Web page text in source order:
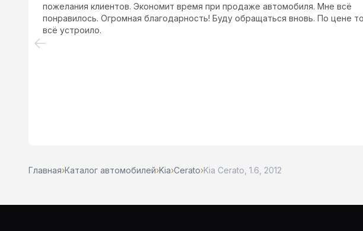
уровне, уехала на машине
Главная›Каталог автомобилей›Kia›Cerato›Kia Cerato, 1.6, 2012